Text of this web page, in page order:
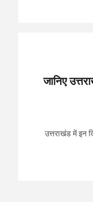
जानिए
उत्तराखंड में इन